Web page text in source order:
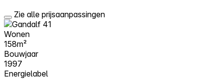
Zie alle prijsaanpassingen
Wonen
158m²
Bouwjaar
1997
Energielabel